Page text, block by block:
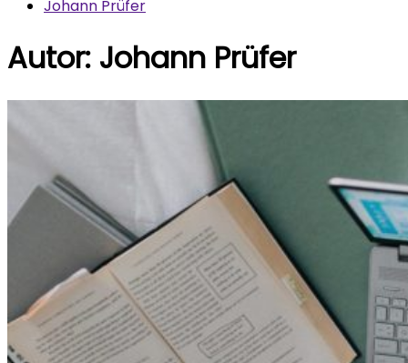
Johann Prüfer
Autor: Johann Prüfer